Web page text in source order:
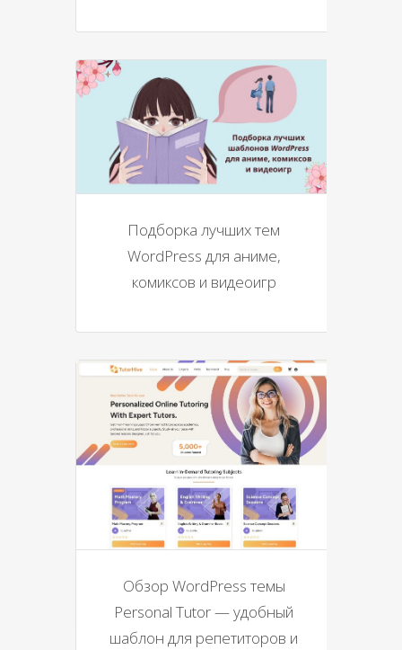
Подборка лучших тем
WordPress для аниме,
комиксов и видеоигр
Обзор WordPress темы
Personal Tutor — удобный
шаблон для репетиторов и